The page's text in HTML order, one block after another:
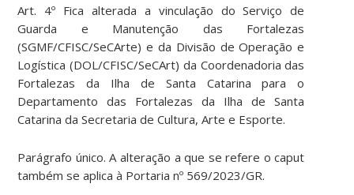
Art. 4º Fica alterada a vinculação do Serviço de
Guarda e Manutenção das Fortalezas
(SGMF/CFISC/SeCArte) e da Divisão de Operação e
Logística (DOL/CFISC/SeCArt) da Coordenadoria das
Fortalezas da Ilha de Santa Catarina para o
Departamento das Fortalezas da Ilha de Santa
Catarina da Secretaria de Cultura, Arte e Esporte.
Parágrafo único. A alteração a que se refere o caput
também se aplica à Portaria nº 569/2023/GR.